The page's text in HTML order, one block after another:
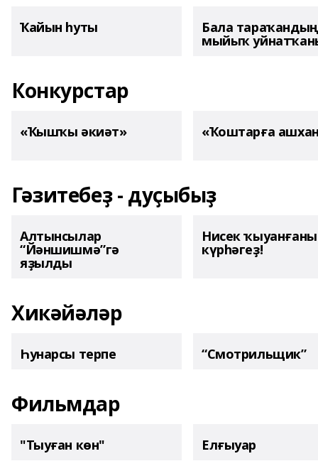
Ҡайын һуты Бала тараҡандың
мыйыҡ
Конкурстар
«Ҡышҡы әкиәт» «Ҡоштарға
Гәзитебеҙ - дуҫыбыҙ
Алтынсылар
“Йәншишмә”гә
яҙылды
Нисек
күрһәгеҙ!
Хикәйәләр
Һунарсы терпе “Смотрильщик”
Фильмдар
"Тыуған көн" Елғыуар